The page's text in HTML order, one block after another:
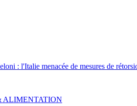
: l'Italie menacée de mesures de
ALIMENTATION